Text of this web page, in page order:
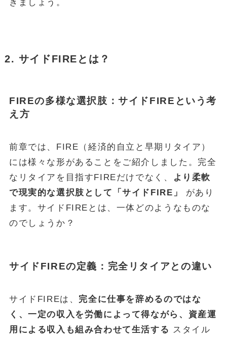
きましょう。
2. サイドFIREとは？
FIREの多様な選択肢：サイドFIREという考
え方
前章では、FIRE（経済的自立と早期リタイア）
には様々な形があることをご紹介しました。完全
なリタイアを目指すFIREだけでなく、
より柔軟
で現実的な選択肢として「サイドFIRE」
があり
ます。サイドFIREとは、一体どのようなものな
のでしょうか？
サイドFIREの定義：完全リタイアとの違い
サイドFIREは、 完全に仕事を辞めるのではな
く、一定の収入を労働によって得ながら、資産運
用による収入も組み合わせて生活する スタイル